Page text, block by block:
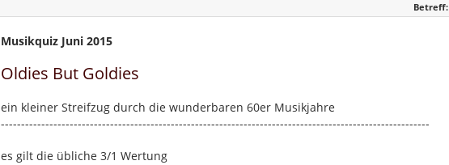
Betreff:
Musikquiz Juni 2015
Oldies But Goldies
ein kleiner Streifzug durch die wunderbaren 60er Musikjahre
----------------------------------------------------------------------------------------------------------
es gilt die übliche 3/1 Wertung